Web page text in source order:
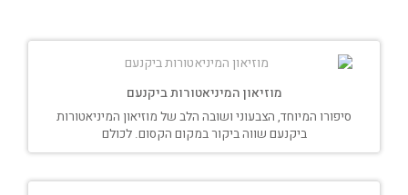
מוזיאון המיניאטורות ביקנעם
סיפורו המיוחד, הצבעוני ושובה הלב של מוזיאון המיניאטורות
ביקנעם שווה ביקור במקום הקסום. לכולם